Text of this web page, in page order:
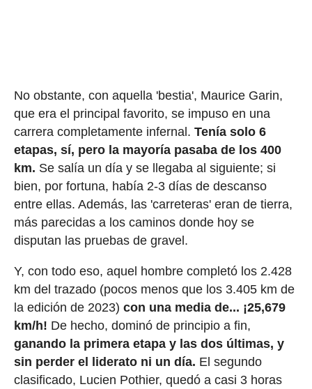
No obstante, con aquella 'bestia', Maurice Garin,
que era el principal favorito, se impuso en una
carrera completamente infernal. Tenía solo 6
etapas, sí, pero la mayoría pasaba de los 400
km. Se salía un día y se llegaba al siguiente; si
bien, por fortuna, había 2-3 días de descanso
entre ellas. Además, las 'carreteras' eran de tierra,
más parecidas a los caminos donde hoy se
disputan las pruebas de gravel.
Y, con todo eso, aquel hombre completó los 2.428
km del trazado (pocos menos que los 3.405 km de
la edición de 2023) con una media de... ¡25,679
km/h! De hecho, dominó de principio a fin,
ganando la primera etapa y las dos últimas, y
sin perder el liderato ni un día. El segundo
clasificado, Lucien Pothier, quedó a casi 3 horas